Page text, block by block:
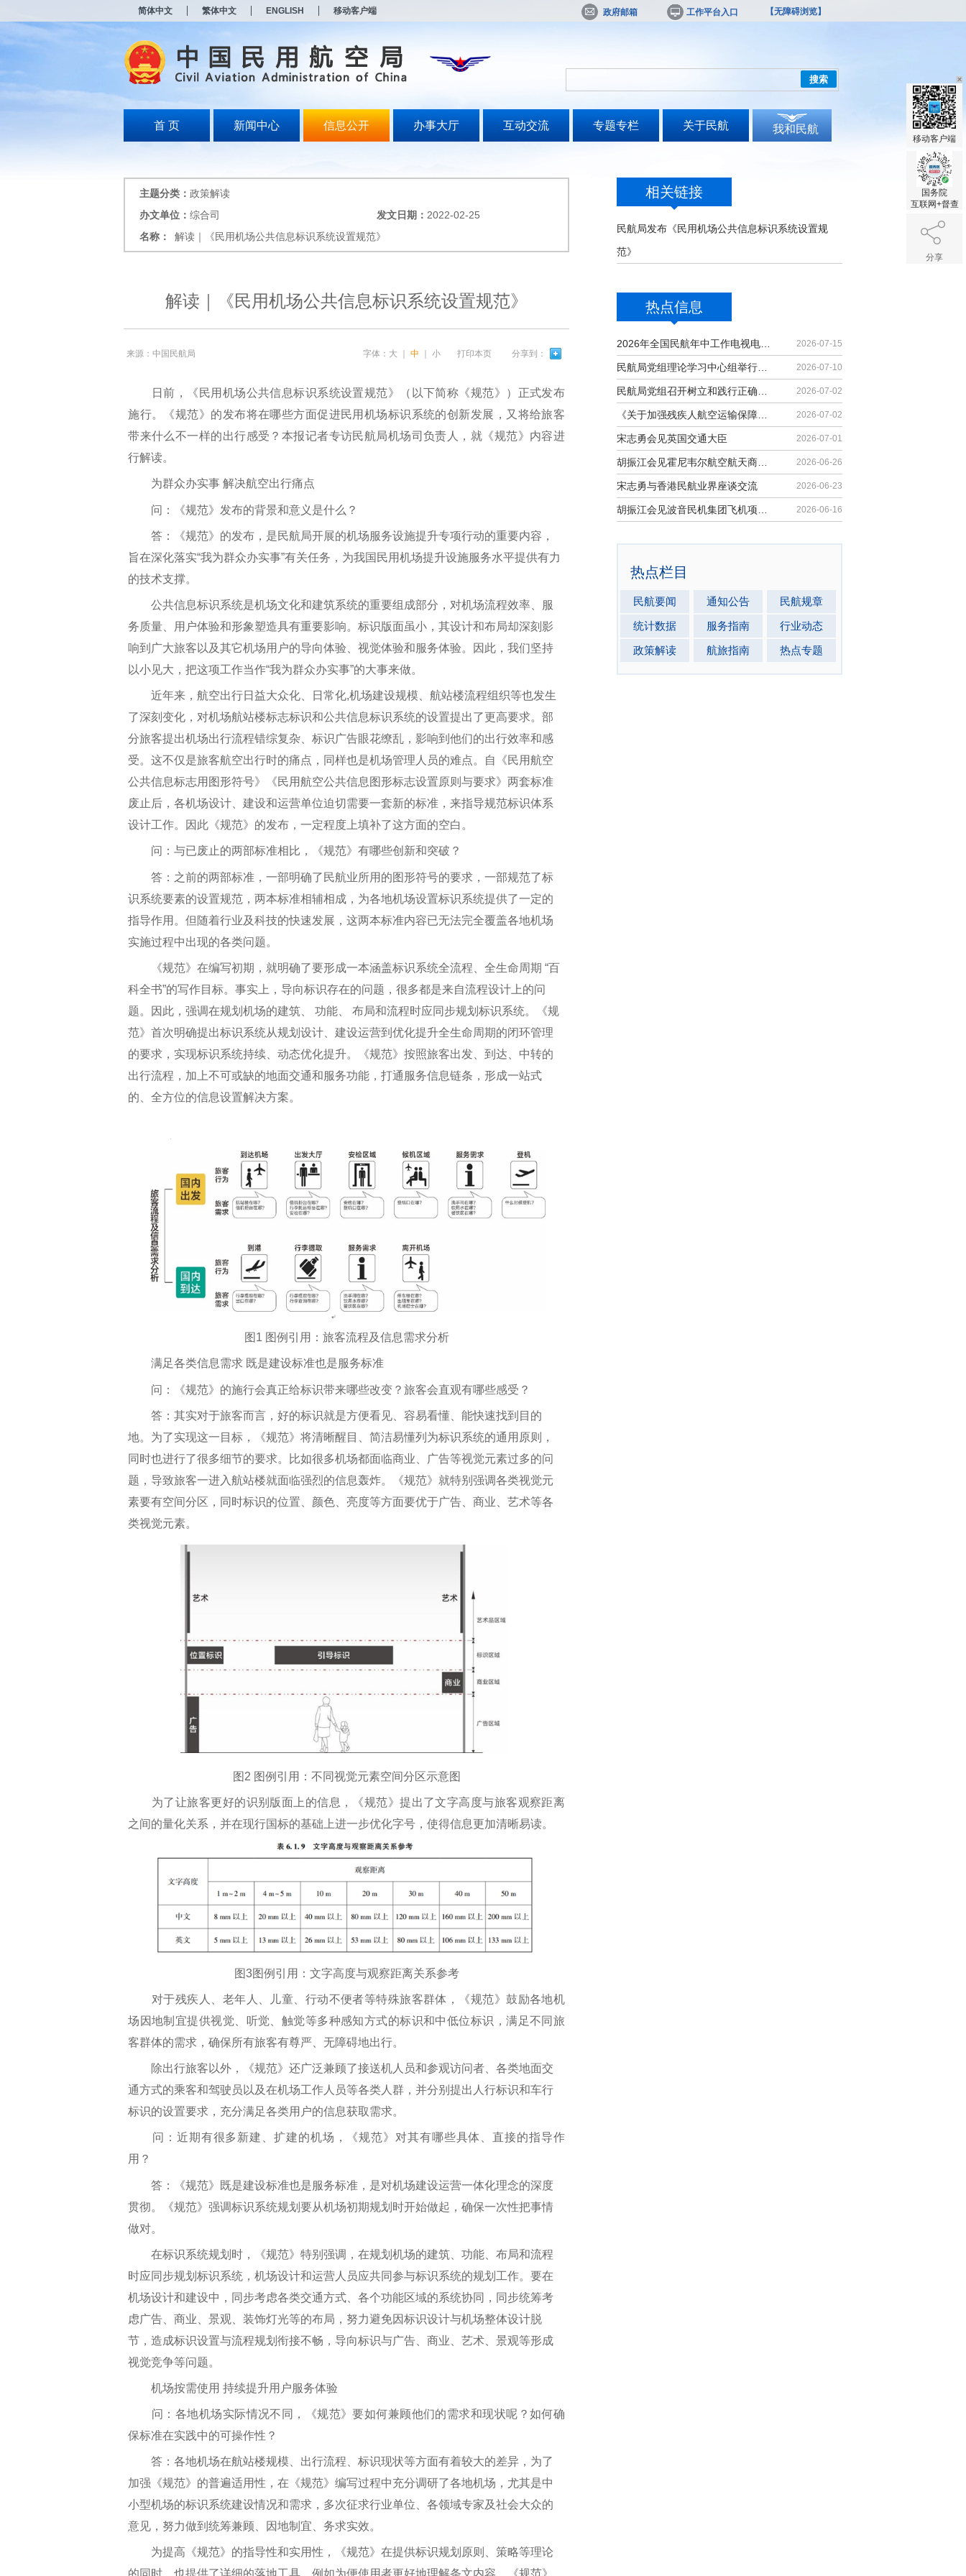
简体中文 繁体中文 ENGLISH 移动客户端 政府邮箱 工作平台入口 【无障碍浏览】
搜索
首 页 新闻中心 信息公开 办事大厅 互动交流 专题专栏 关于民航 我和民航
相关链接
民航局发布《民用机场公共信息标识系统设置规
范》
热点信息
2026-07-15
2026-07-10
2026-07-02
2026-07-02
宋志勇会见英国交通大臣 2026-07-01
2026-06-26
宋志勇与香港民航业界座谈交流 2026-06-23
2026-06-16
热点栏目
民航要闻 通知公告
民航规章
统计数据
服务指南
行业动态
政策解读
航旅指南 热点专题
主题分类： 政策解读
办文单位： 综合司 发文日期： 2022-02-25
名称：
解读｜《民用机场公共信息标识系统设置规范》
解读｜《民用机场公共信息标识系统设置规范》
来源：中国民航局 字体： 大 中 小 打印本页 分享到：
日前，《民用机场公共信息标识系统设置规范》（以下简称《规范》）正式发布
施行。《规范》的发布将在哪些方面促进民用机场标识系统的创新发展，又将给旅客
带来什么不一样的出行感受？本报记者专访民航局机场司负责人，就《规范》内容进
行解读。
为群众办实事 解决航空出行痛点
问：《规范》发布的背景和意义是什么？
答：《规范》的发布，是民航局开展的机场服务设施提升专项行动的重要内容，
旨在深化落实“我为群众办实事”有关任务，为我国民用机场提升设施服务水平提供有力
的技术支撑。
公共信息标识系统是机场文化和建筑系统的重要组成部分，对机场流程效率、服
务质量、用户体验和形象塑造具有重要影响。标识版面虽小，其设计和布局却深刻影
响到广大旅客以及其它机场用户的导向体验、视觉体验和服务体验。因此，我们坚持
以小见大，把这项工作当作“我为群众办实事”的大事来做。
近年来，航空出行日益大众化、日常化,机场建设规模、航站楼流程组织等也发生
了深刻变化，对机场航站楼标志标识和公共信息标识系统的设置提出了更高要求。部
分旅客提出机场出行流程错综复杂、标识广告眼花缭乱，影响到他们的出行效率和感
受。这不仅是旅客航空出行时的痛点，同样也是机场管理人员的难点。自《民用航空
公共信息标志用图形符号》《民用航空公共信息图形标志设置原则与要求》两套标准
废止后，各机场设计、建设和运营单位迫切需要一套新的标准，来指导规范标识体系
设计工作。因此《规范》的发布，一定程度上填补了这方面的空白。
问：与已废止的两部标准相比，《规范》有哪些创新和突破？
答：之前的两部标准，一部明确了民航业所用的图形符号的要求，一部规范了标
识系统要素的设置规范，两本标准相辅相成，为各地机场设置标识系统提供了一定的
指导作用。但随着行业及科技的快速发展，这两本标准内容已无法完全覆盖各地机场
实施过程中出现的各类问题。
《规范》在编写初期，就明确了要形成一本涵盖标识系统全流程、全生命周期 “百
科全书”的写作目标。事实上，导向标识存在的问题，很多都是来自流程设计上的问
题。因此，强调在规划机场的建筑、 功能、 布局和流程时应同步规划标识系统。《规
范》首次明确提出标识系统从规划设计、建设运营到优化提升全生命周期的闭环管理
的要求，实现标识系统持续、动态优化提升。《规范》按照旅客出发、到达、中转的
出行流程，加上不可或缺的地面交通和服务功能，打通服务信息链条，形成一站式
的、全方位的信息设置解决方案。
图1 图例引用：旅客流程及信息需求分析
满足各类信息需求 既是建设标准也是服务标准
问：《规范》的施行会真正给标识带来哪些改变？旅客会直观有哪些感受？
答：其实对于旅客而言，好的标识就是方便看见、容易看懂、能快速找到目的
地。为了实现这一目标，《规范》将清晰醒目、简洁易懂列为标识系统的通用原则，
同时也进行了很多细节的要求。比如很多机场都面临商业、广告等视觉元素过多的问
题，导致旅客一进入航站楼就面临强烈的信息轰炸。《规范》就特别强调各类视觉元
素要有空间分区，同时标识的位置、颜色、亮度等方面要优于广告、商业、艺术等各
类视觉元素。
图2 图例引用：不同视觉元素空间分区示意图
为了让旅客更好的识别版面上的信息，《规范》提出了文字高度与旅客观察距离
之间的量化关系，并在现行国标的基础上进一步优化字号，使得信息更加清晰易读。
图3图例引用：文字高度与观察距离关系参考
对于残疾人、老年人、儿童、行动不便者等特殊旅客群体，《规范》鼓励各地机
场因地制宜提供视觉、听觉、触觉等多种感知方式的标识和中低位标识，满足不同旅
客群体的需求，确保所有旅客有尊严、无障碍地出行。
除出行旅客以外，《规范》还广泛兼顾了接送机人员和参观访问者、各类地面交
通方式的乘客和驾驶员以及在机场工作人员等各类人群，并分别提出人行标识和车行
标识的设置要求，充分满足各类用户的信息获取需求。
问：近期有很多新建、扩建的机场，《规范》对其有哪些具体、直接的指导作
用？
答：《规范》既是建设标准也是服务标准，是对机场建设运营一体化理念的深度
贯彻。《规范》强调标识系统规划要从机场初期规划时开始做起，确保一次性把事情
做对。
在标识系统规划时，《规范》特别强调，在规划机场的建筑、功能、布局和流程
时应同步规划标识系统，机场设计和运营人员应共同参与标识系统的规划工作。要在
机场设计和建设中，同步考虑各类交通方式、各个功能区域的系统协同，同步统筹考
虑广告、商业、景观、装饰灯光等的布局，努力避免因标识设计与机场整体设计脱
节，造成标识设置与流程规划衔接不畅，导向标识与广告、商业、艺术、景观等形成
视觉竞争等问题。
机场按需使用 持续提升用户服务体验
问：各地机场实际情况不同，《规范》要如何兼顾他们的需求和现状呢？如何确
保标准在实践中的可操作性？
答：各地机场在航站楼规模、出行流程、标识现状等方面有着较大的差异，为了
加强《规范》的普遍适用性，在《规范》编写过程中充分调研了各地机场，尤其是中
小型机场的标识系统建设情况和需求，多次征求行业单位、各领域专家及社会大众的
意见，努力做到统筹兼顾、因地制宜、务求实效。
为提高《规范》的指导性和实用性，《规范》在提供标识规划原则、策略等理论
移动客户端
国务院
互联网+督查
分享
打
无
障